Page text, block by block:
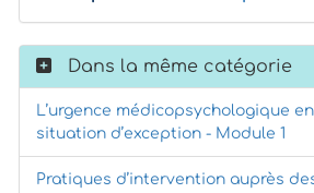
Dans la même catégorie
L’urgence médicopsychologique en
situation d’exception - Module 1
Pratiques d’intervention auprès